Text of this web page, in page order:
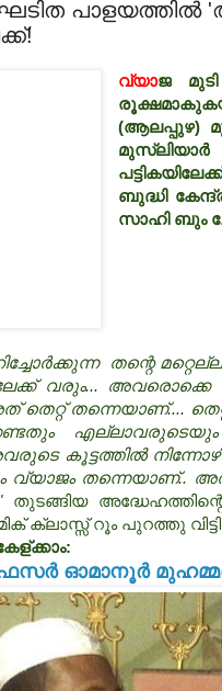
വ്യാജ മുടി
(ആലപ്പുഴ)
മുസ്ലിയാര്‍
ബുദ്ധി
സാഹി ബും
തന്റെ
വരും... അവരൊക്കെ
തെറ്റ് തന്നെയാണ്....
കൂട്ടത്തില്‍
വ്യാജം തന്നെയാണ്..
തുടങ്ങിയ
ക്ലാസ്സ്‌ റൂം പുറത്തു
ഓമാനൂര്‍ മുഹമ്മദ്‌